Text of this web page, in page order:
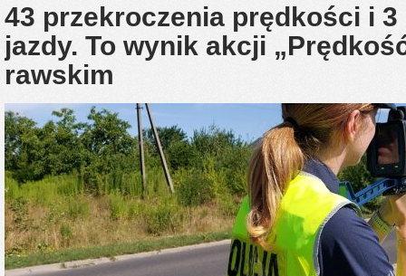
43 przekroczenia prędkości i
jazdy. To wynik akcji
rawskim